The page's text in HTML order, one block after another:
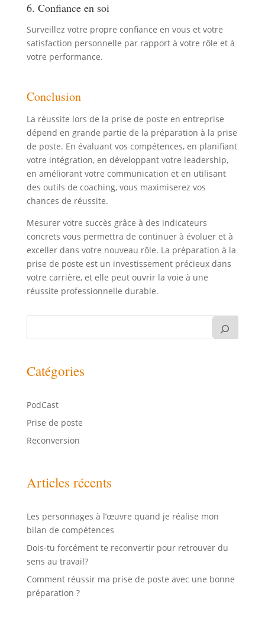
6. Confiance en soi
Surveillez votre propre confiance en vous et votre
satisfaction personnelle par rapport à votre rôle et à
votre performance.
Conclusion
La réussite lors de la prise de poste en entreprise
dépend en grande partie de la préparation à la prise
de poste. En évaluant vos compétences, en planifiant
votre intégration, en développant votre leadership,
en améliorant votre communication et en utilisant
des outils de coaching, vous maximiserez vos
chances de réussite.
Mesurer votre succès grâce à des indicateurs
concrets vous permettra de continuer à évoluer et à
exceller dans votre nouveau rôle. La préparation à la
prise de poste est un investissement précieux dans
votre carrière, et elle peut ouvrir la voie à une
réussite professionnelle durable.
Catégories
PodCast
Prise de poste
Reconversion
Articles récents
Les personnages à l’œuvre quand je réalise mon
bilan de compétences
Dois-tu forcément te reconvertir pour retrouver du
sens au travail?
Comment réussir ma prise de poste avec une bonne
préparation ?